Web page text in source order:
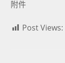
附件
Post Views: